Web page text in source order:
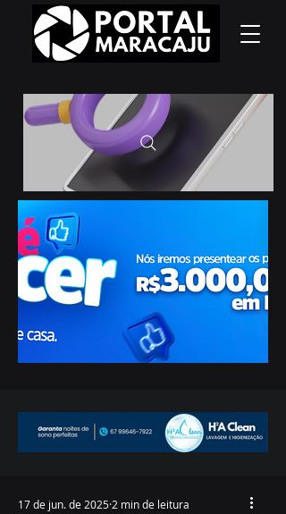
17 de jun. de 2025 2 min de leitura